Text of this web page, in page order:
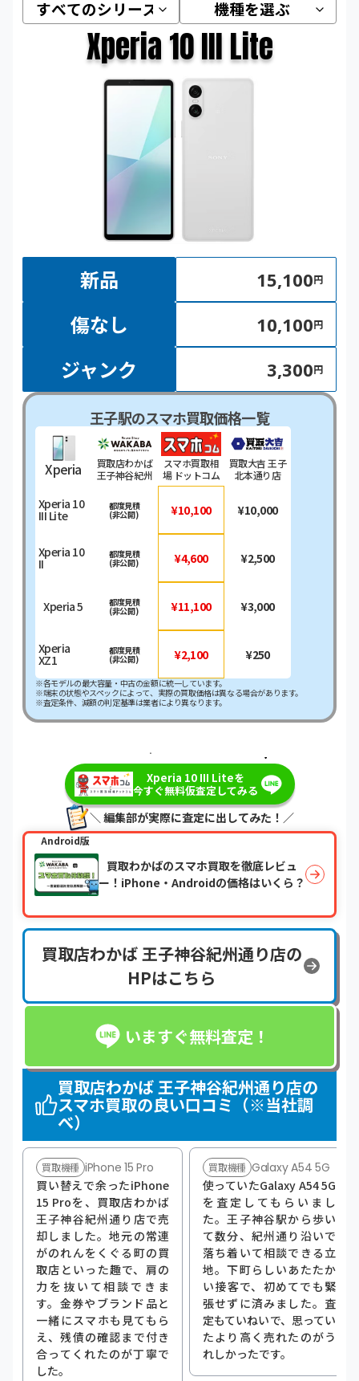
Xperia 10 III Lite
新品 15,100円
傷なし 10,100円
ジャンク 3,300円
王子駅のスマホ買取価格一覧
Xperia
Xperia 10
III Lite
Xperia 10
II
Xperia 5
Xperia
XZ1
買取店わかば
王子神谷紀州
都度見積
(非公開)
都度見積
(非公開)
都度見積
(非公開)
都度見積
(非公開)
スマホ買取相
場 ドットコム
¥10,100
¥4,600
¥11,100
¥2,100
買取大吉 王子
北本通り店
¥10,000
¥2,500
¥3,000
¥250
※各モデルの最大容量・中古の金額に統一しています。
※端末の状態やスペックによって、実際の買取価格は異なる場合があります。
※査定条件、減額の判定基準は業者により異なります。
＼最短即日・現金で振り込み！／
Xperia 10 III Liteを
今すぐ無料仮査定してみる
＼ 編集部が実際に査定に出してみた！／
Android版
買取わかばのスマホ買取を徹底レビュ
ー！iPhone・Androidの価格はいくら？
買取店わかば 王子神谷紀州通り店の
HPはこちら
いますぐ無料査定！
買取店わかば 王子神谷紀州通り店の
スマホ買取の良い口コミ（※当社調
べ）
買取機種 iPhone 15 Pro
買い替えで余ったiPhone
15 Proを、買取店わかば
王子神谷紀州通り店で売
却しました。地元の常連
がのれんをくぐる町の買
取店といった趣で、肩の
力を抜いて相談できま
す。金券やブランド品と
一緒にスマホも見てもら
え、残債の確認まで付き
合ってくれたのが丁寧で
した。
買取機種 Galaxy A54 5G
使っていたGalaxy A54 5G
を査定してもらいまし
た。王子神谷駅から歩い
て数分、紀州通り沿いで
落ち着いて相談できる立
地。下町らしいあたたか
い接客で、初めてでも緊
張せずに済みました。査
定もていねいで、思ってい
たより高く売れたのがう
れしかったです。